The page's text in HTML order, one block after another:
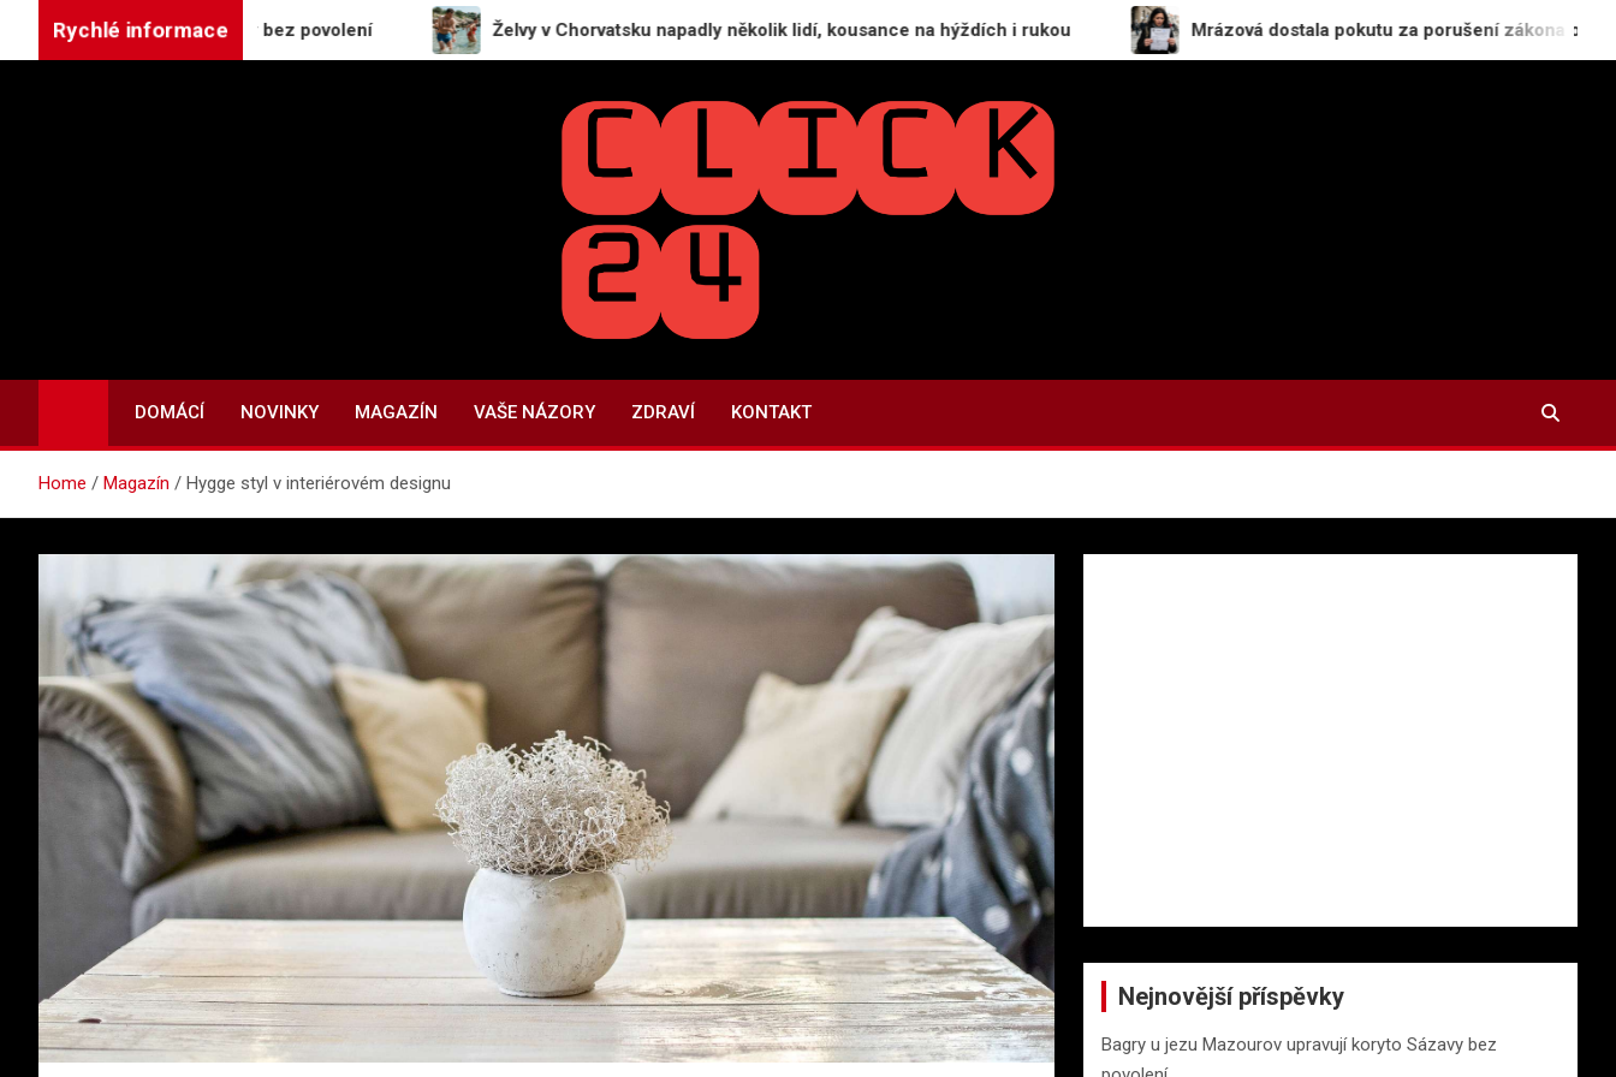
Rychlé informace
koryto Sázavy bez povolení Želvy v Chorvatsku napadly několik lidí, kousance na hýždích i rukou Mrázová dostala pokutu za porušení zákona o střetu zájmů
CLICK24.CZ
DOMÁCÍ NOVINKY MAGAZÍN VAŠE NÁZORY ZDRAVÍ KONTAKT
Home Magazín Hygge styl v interiérovém designu
Nejnovější příspěvky
Bagry u jezu Mazourov upravují koryto Sázavy bez